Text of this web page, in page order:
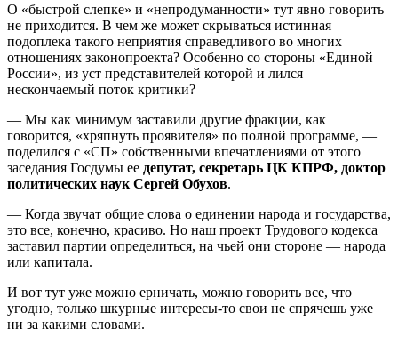
О «быстрой слепке» и «непродуманности» тут явно говорить
не приходится. В чем же может скрываться истинная
подоплека такого неприятия справедливого во многих
отношениях законопроекта? Особенно со стороны «Единой
России», из уст представителей которой и лился
нескончаемый поток критики?
— Мы как минимум заставили другие фракции, как
говорится, «хряпнуть проявителя» по полной программе, —
поделился с «СП» собственными впечатлениями от этого
заседания Госдумы ее депутат, секретарь ЦК КПРФ, доктор
политических наук Сергей Обухов.
— Когда звучат общие слова о единении народа и государства,
это все, конечно, красиво. Но наш проект Трудового кодекса
заставил партии определиться, на чьей они стороне — народа
или капитала.
И вот тут уже можно ерничать, можно говорить все, что
угодно, только шкурные интересы-то свои не спрячешь уже
ни за какими словами.